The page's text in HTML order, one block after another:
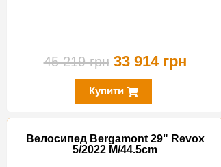
45 219 грн 33 914 грн
Купити
Велосипед Bergamont 29" Revox
5/2022 M/44.5cm